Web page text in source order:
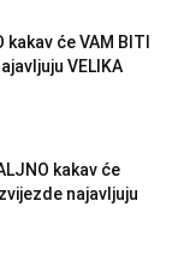
kakav će VAM BITI
VELIKA
kakav će
zvijezde najavljuju